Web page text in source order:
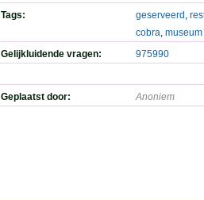
Tags:
geserveerd ,
cobra, museum
Gelijkluidende vragen:
975990
Geplaatst door: Anoniem